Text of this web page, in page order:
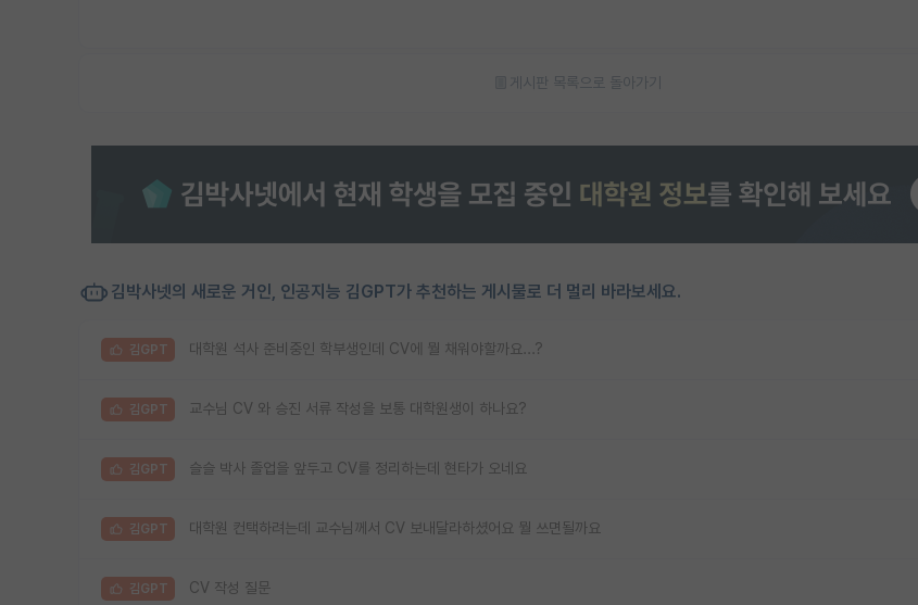
게시판 목록으로 돌아가기
김박사넷의 새로운 거인, 인공지능 김GPT가 추천하는 게시물로 더 멀리 바라보세요.
김GPT 대학원 석사 준비중인 학부생인데 CV에 뭘 채워야할까요...?
김GPT 교수님 CV 와 승진 서류 작성을 보통 대학원생이 하나요?
김GPT 슬슬 박사 졸업을 앞두고 CV를 정리하는데 현타가 오네요
김GPT 대학원 컨택하려는데 교수님께서 CV 보내달라하셨어요 뭘 쓰면될까요
김GPT CV 작성 질문